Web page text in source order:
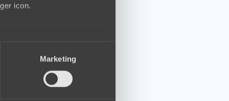
icon.
Marketing